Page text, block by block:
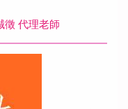
徵 代理老師